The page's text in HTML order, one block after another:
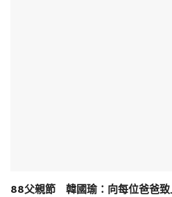
88父親節 韓國瑜：向每位爸爸